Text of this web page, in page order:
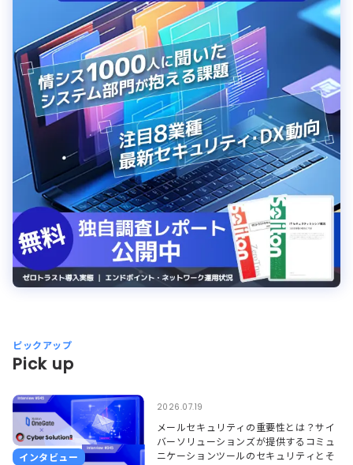
ピックアップ
Pick up
インタビュー
2026.07.19
メールセキュリティの重要性とは？サイ
バーソリューションズが提供するコミュ
ニケーションツールのセキュリティとそ